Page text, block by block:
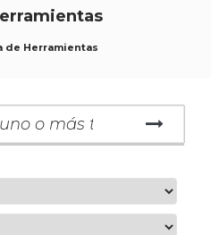
de Herramientas